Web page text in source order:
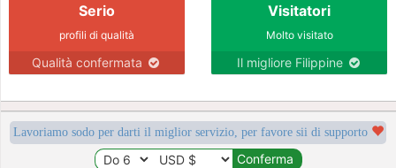
Serio
profili di qualità
Qualità confermata
Visitatori
Molto visitato
Il migliore Filippine
Lavoriamo sodo per darti il miglior servizio, per favore sii di supporto